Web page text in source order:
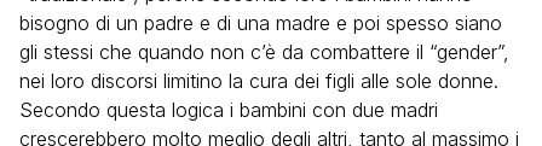
bisogno di un padre e di una madre e poi spesso siano
gli stessi che quando non c’è da combattere il “gender”,
nei loro discorsi limitino la cura dei figli alle sole donne.
Secondo questa logica i bambini con due madri
crescerebbero molto meglio degli altri, tanto al massimo i